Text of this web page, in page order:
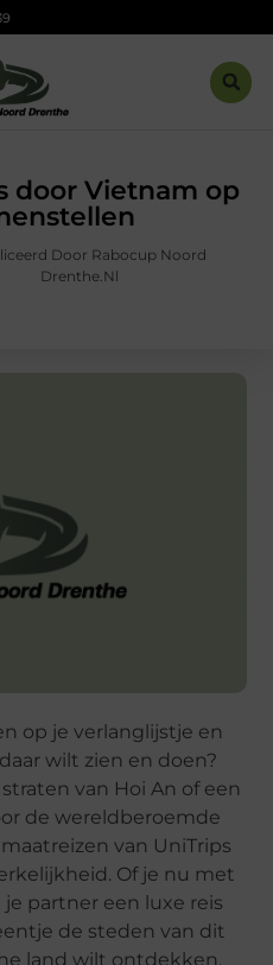
door Vietnam op
Door Rabocup Noord
Drenthe.nl
op je verlanglijstje en
wilt zien en doen?
van Hoi An of een
de wereldberoemde
van UniTrips
Of je nu met
partner een luxe reis
de steden van dit
land wilt ontdekken,